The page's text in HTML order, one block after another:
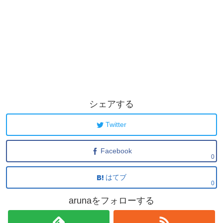
シェアする
Twitter
Facebook
0
はてブ
0
arunaをフォローする